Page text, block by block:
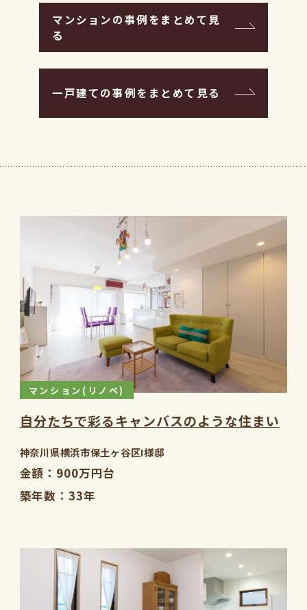
マンションの事例をまとめて見
る
一戸建ての事例をまとめて見る
マンション(リノベ)
自分たちで彩るキャンバスのような住まい
神奈川県横浜市保土ヶ谷区I様邸
金額
900万円台
築年数
33年